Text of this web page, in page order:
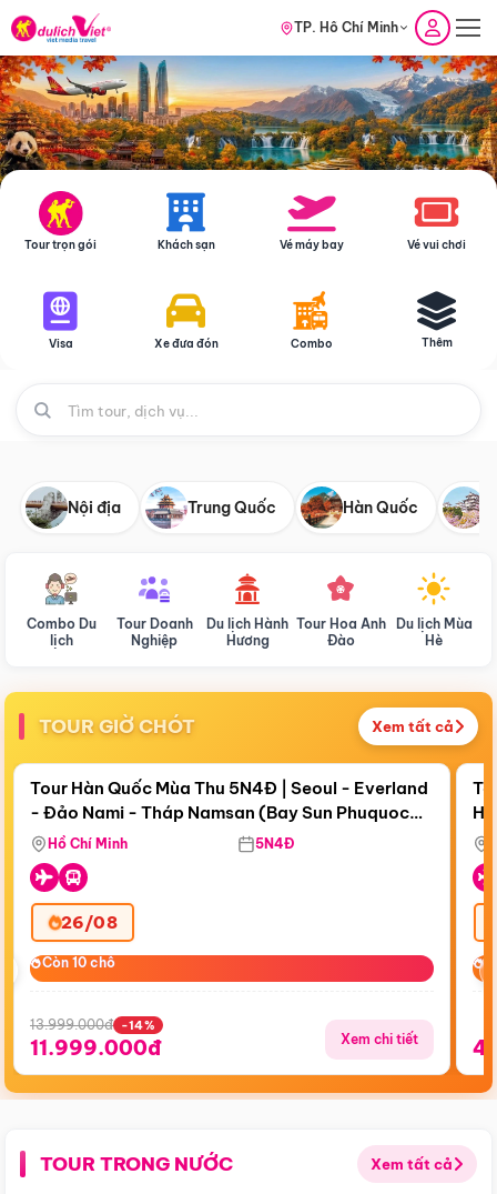
TP. Hồ Chí Minh
Tour trọn gói Khách sạn Vé máy bay Vé vui chơi
Visa Xe đưa đón Combo Thêm
Nội địa Trung Quốc Hàn Quốc
Combo Du
lịch
Tour Doanh
Nghiệp
Du lịch Hành
Hương
Tour Hoa Anh
Đào
Du lịch Mùa
Hè
TOUR GIỜ CHÓT Xem tất cả
Còn19 ngày 05:55:58
Điểm nổi bật
Tour Hàn Quốc Mùa Thu 5N4Đ | Seoul - Everland
- Đảo Nami - Tháp Namsan (Bay Sun Phuquoc
Airways)
Hồ Chí Minh 5N4Đ
26/08
Còn 10 chỗ
Còn 10 chỗ
13.999.000đ -14%
11.999.000đ Xem chi tiết
TOUR TRONG NƯỚC Xem tất cả
Điểm nổi bật